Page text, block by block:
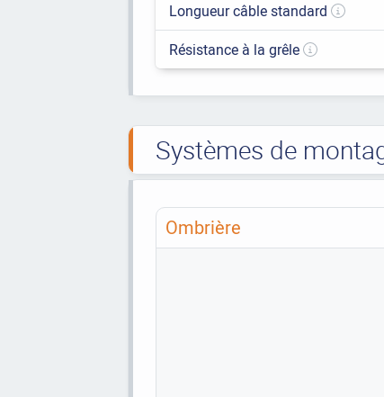
Longueur câble standard
Résistance à la grêle
Systèmes de
Ombrière